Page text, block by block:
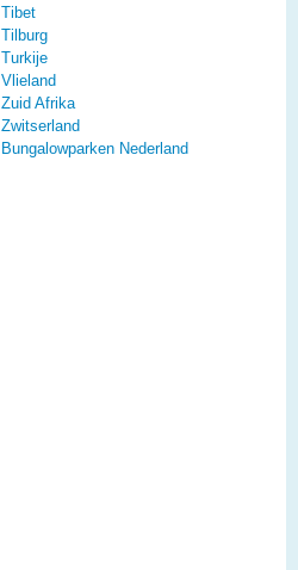
Tibet
Tilburg
Turkije
Vlieland
Zuid Afrika
Zwitserland
Bungalowparken Nederland